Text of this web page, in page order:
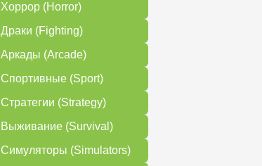
Хоррор (Horror)
Драки (Fighting)
Аркады (Arcade)
Спортивные (Sport)
Стратегии (Strategy)
Выживание (Survival)
Симуляторы (Simulators)